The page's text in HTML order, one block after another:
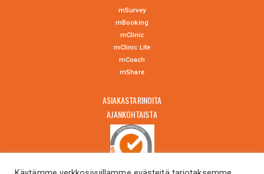
mSurvey
mBooking
mClinic
mClinic Lite
mCoach
mShare
ASIAKASTARINOITA
AJANKOHTAISTA